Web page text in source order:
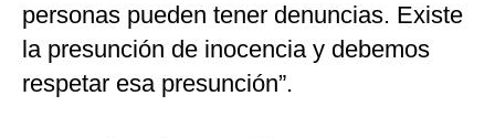
personas pueden tener denuncias. Existe
la presunción de inocencia y debemos
respetar esa presunción”.